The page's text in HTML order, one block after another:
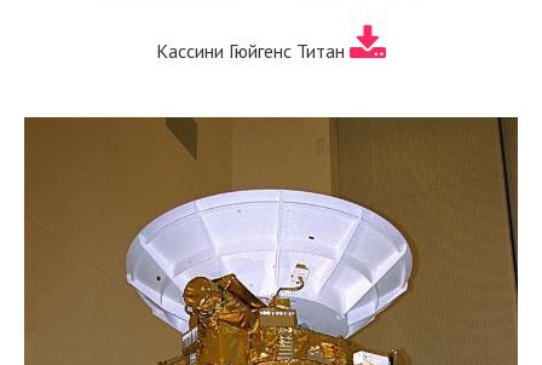
Кассини Гюйгенс Титан